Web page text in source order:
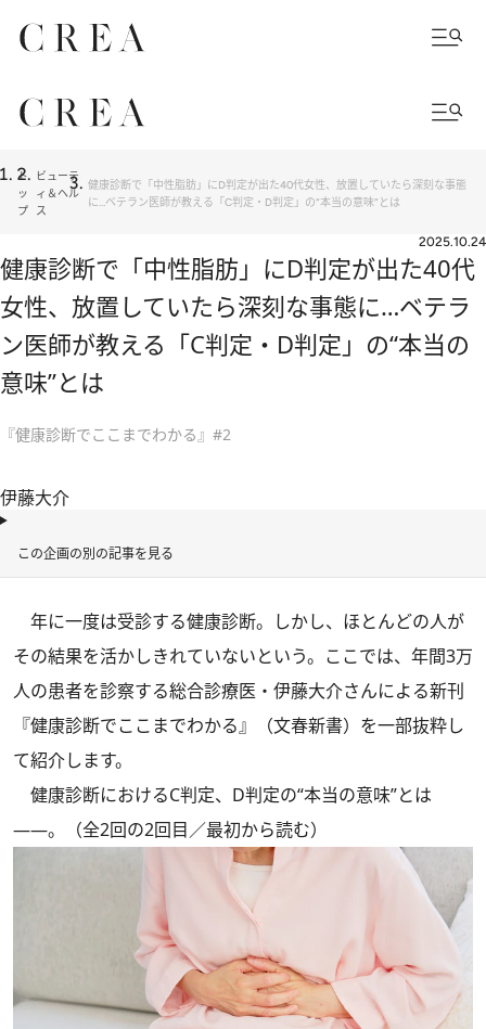
ト
ッ
プ
ビューテ
ィ＆ヘル
ス
健康診断で「中性脂肪」にD判定が出た40代女性、放置していたら深刻な事態
に…ベテラン医師が教える「C判定・D判定」の“本当の意味”とは
2025.10.24
健康診断で「中性脂肪」にD判定が出た40代
女性、放置していたら深刻な事態に…ベテラ
ン医師が教える「C判定・D判定」の“本当の
意味”とは
『健康診断でここまでわかる』#2
伊藤大介
この企画の別の記事を見る
年に一度は受診する健康診断。しかし、ほとんどの人が
その結果を活かしきれていないという。ここでは、年間3万
人の患者を診察する総合診療医・伊藤大介さんによる新刊
『健康診断でここまでわかる』（文春新書） を一部抜粋し
て紹介します。
健康診断におけるC判定、D判定の“本当の意味”とは
――。（全2回の2回目／最初から読む）